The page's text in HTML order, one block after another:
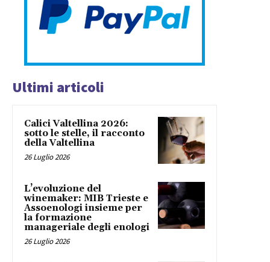
Ultimi articoli
Calici Valtellina 2026:
sotto le stelle, il racconto
della Valtellina
26 Luglio 2026
L’evoluzione del
winemaker: MIB Trieste e
Assoenologi insieme per
la formazione
manageriale degli enologi
26 Luglio 2026